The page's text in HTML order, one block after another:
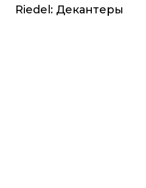
Riedel: Декантеры